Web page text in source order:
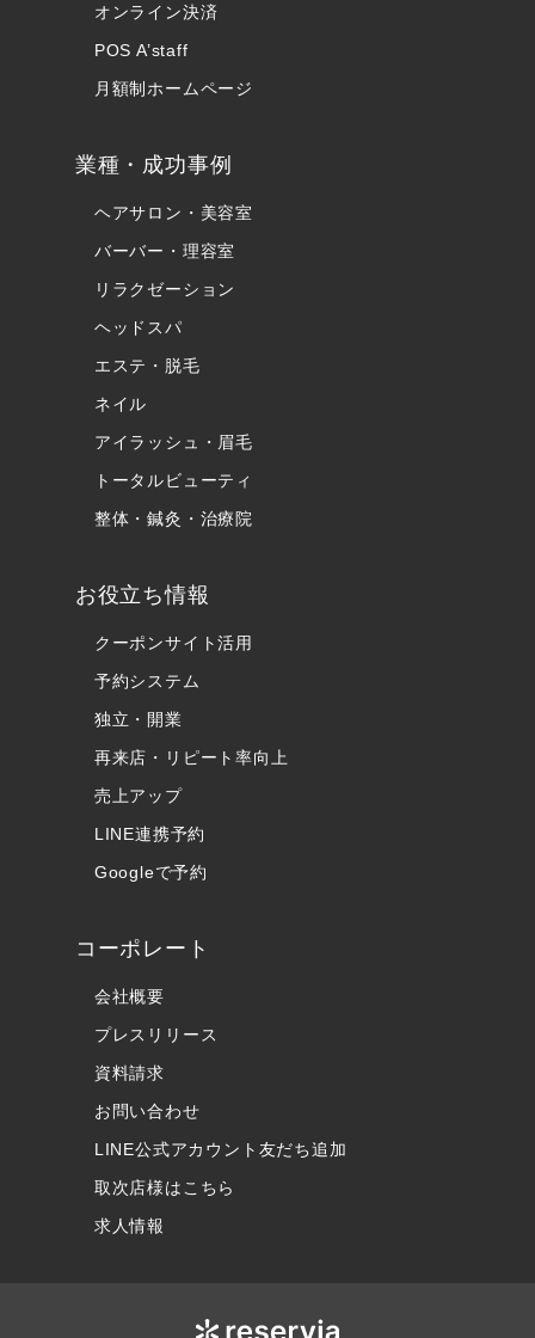
オンライン決済
POS A’staff
月額制ホームページ
業種・成功事例
ヘアサロン・美容室
バーバー・理容室
リラクゼーション
ヘッドスパ
エステ・脱毛
ネイル
アイラッシュ・眉毛
トータルビューティ
整体・鍼灸・治療院
お役立ち情報
クーポンサイト活用
予約システム
独立・開業
再来店・リピート率向上
売上アップ
LINE連携予約
Googleで予約
コーポレート
会社概要
プレスリリース
資料請求
お問い合わせ
LINE公式アカウント友だち追加
取次店様はこちら
求人情報